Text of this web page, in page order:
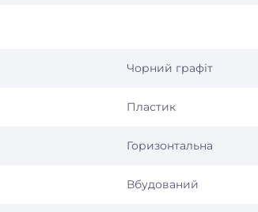
Чорний графіт
Пластик
Горизонтальна
Вбудований